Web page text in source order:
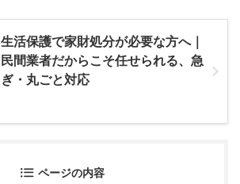
生活保護で家財処分が必要な方へ｜
民間業者だからこそ任せられる、急
ぎ・丸ごと対応
ページの内容